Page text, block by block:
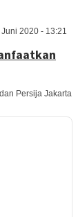
Juni 2020 - 13:21
Persija Jakarta